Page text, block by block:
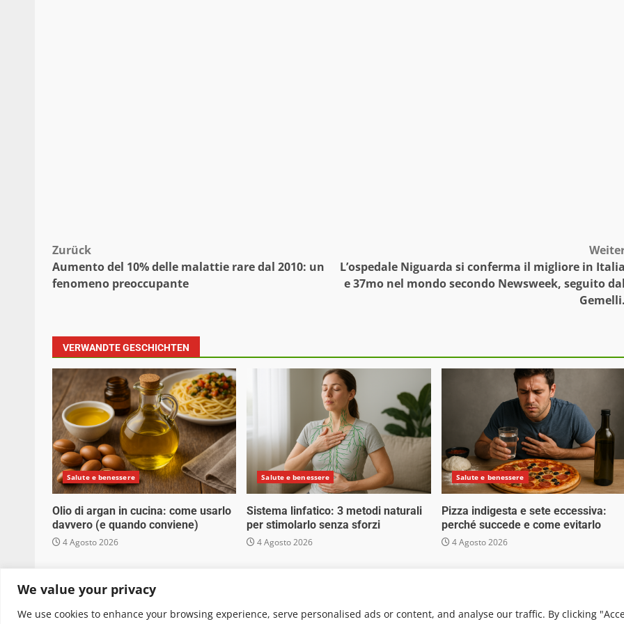
We value your privacy
We use cookies to enhance your browsing experience, serve personalised ads or content, and analyse our traffic. By clicking
Beitragsnavigation
Zurück
Aumento del 10% delle malattie rare dal 2010: un
fenomeno preoccupante
L’ospedale Niguarda si conferma il migliore in Italia
e 37mo nel mondo secondo Newsweek, seguito dal
Gemelli.
VERWANDTE GESCHICHTEN
Salute e benessere
Olio di argan in cucina: come usarlo
davvero (e quando conviene)
4 Agosto 2026
Salute e benessere
Sistema linfatico: 3 metodi naturali
per stimolarlo senza sforzi
4 Agosto 2026
Salute e benessere
Pizza indigesta e sete eccessiva:
perché succede e come evitarlo
4 Agosto 2026
Copyright © 2025 Biopianeta.it proprietà di Jws Media Srl - Via Cavour 310 - 00184 Roma - P.Iva
quanto viene aggiornato senza alcuna periodicità. Non può pertanto considerarsi un prodotto editoriale ai
von AF themes.